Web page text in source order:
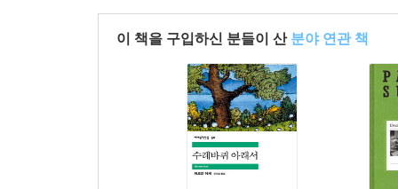
이 책을 구입하신 분들이 산 분야 연관 책